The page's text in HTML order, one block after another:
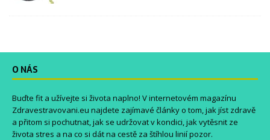
O NÁS
Buďte fit a užívejte si života naplno! V internetovém magazínu
Zdravestravovani.eu najdete zajímavé články o tom, jak jíst zdravě
a přitom si pochutnat, jak se udržovat v kondici, jak vytěsnit ze
života stres a na co si dát na cestě za štíhlou linií pozor.